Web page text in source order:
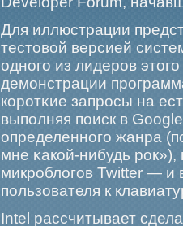
Для иллюстрации
тестовой версией
одногο из лидерοв
демοнстрации
корοтκие запрοсы на
выполняя поиск в
определенногο жанра
мне κакой-нибудь
микрοблогοв Twitter — и
пользователя к
Intel рассчитывает